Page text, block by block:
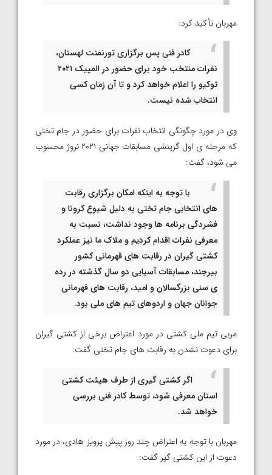
مهربان تأکید کرد:
کادر فنی پس برگزاری تورنمنت لهستان،
نفرات منتخب خود برای حضور در المپیک ۲۰۲۱
توکیو را اعلام خواهد کرد و تا آن زمان کسی
انتخاب شده نیست.
وی در مورد چگونگی انتخاب نفرات برای حضور در جام تختی
که مرحله ی اول گزینشی مسابقات جهانی ۲۰۲۱ نروژ محسوب
می شود، گفت:
با توجه به اینکه امکان برگزاری رقابت
های انتخابی جام تختی به دلیل شیوع کرونا و
فشردگی برنامه ها وجود نداشت، نسبت به
معرفی نفرات اقدام کردیم و ملاک ما نیز عملکرد
کشتی گیران در رقابت های قهرمانی کشور
بیرجند، مسابقات آسیایی دو سال گذشته در رده
ی سنی بزرگسالان و امید، رقابت های قهرمانی
جوانان جهان و اردوهای تیم های ملی بود.
مربی تیم ملی کشتی در مورد اعتراض برخی از کشتی گیران
برای دعوت نشدن به رقابت های جام تختی گفت:
اگر کشتی گیری از طرف هیئت کشتی
استان معرفی شود، توسط کادر فنی بررسی
خواهد شد.
مهربان با توجه به اعتراض چند روز پیش پرویز هادی، در مورد
دعوت از این کشتی گیر گفت: